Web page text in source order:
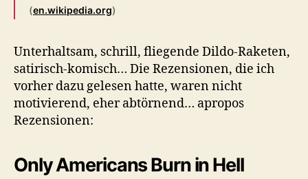
(en.wikipedia.org)
Unterhaltsam, schrill, fliegende Dildo-Raketen,
satirisch-komisch… Die Rezensionen, die ich
vorher dazu gelesen hatte, waren nicht
motivierend, eher abtörnend… apropos
Rezensionen:
Only Americans Burn in Hell